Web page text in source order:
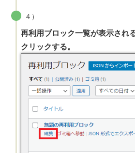
４）
再利用ブロック一覧が表示され
クリックする。